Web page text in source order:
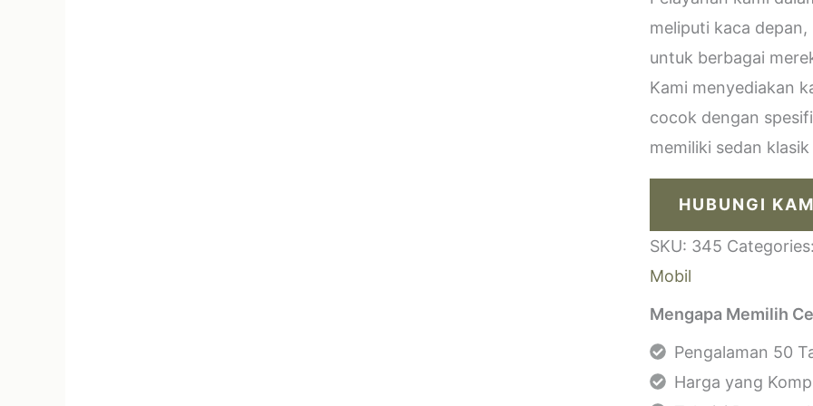
meliputi kaca
untuk berbagai
Kami menyediakan
cocok dengan
memiliki sedan
HUBUNGI
SKU: 345
Mobil
Mengapa Memilih
Pengalaman 50
Harga yang